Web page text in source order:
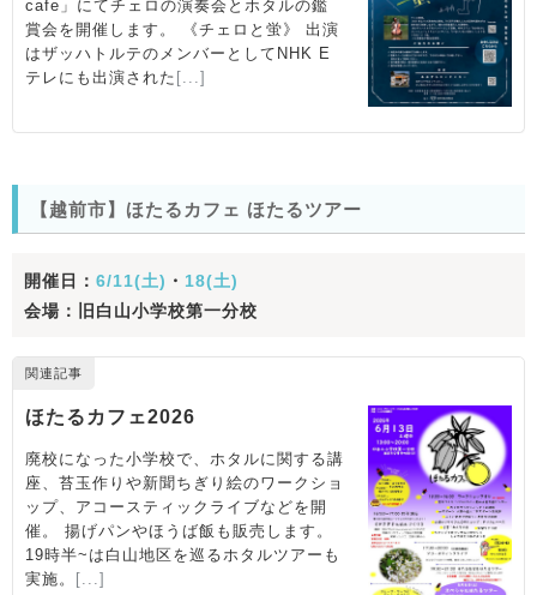
【越前市】ほたるカフェ ほたるツアー
開催日： 6/11(土) ・ 18(土)
会場：旧白山小学校第一分校